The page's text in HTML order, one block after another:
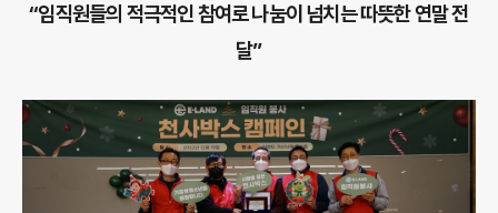
“임직원들의 적극적인 참여로 나눔이 넘치는 따뜻한 연말 전
달”